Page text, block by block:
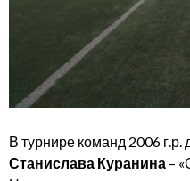
В турнире команд 2006 г.р.
Станислава Куранина –